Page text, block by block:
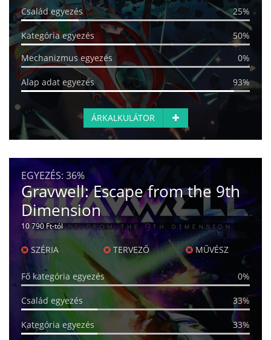
Család egyezés 25%
Kategória egyezés
50%
Mechanizmus egyezés
0%
Alap adat egyezés 93%
ÁRKALKULÁTOR
EGYEZÉS: 36%
Gravwell: Escape from the 9th
Dimension
10 790 Ft-tól
SZÉRIA TERVEZŐ MŰVÉSZ
Fő kategória egyezés 0%
Család egyezés 33%
Kategória egyezés
33%